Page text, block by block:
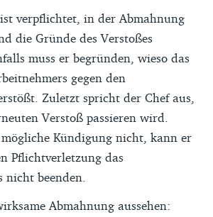
verpflichtet, in der Abmahnung
die Gründe des Verstoßes
muss er begründen, wieso das
gegen den
Zuletzt spricht der Chef aus,
Verstoß passieren wird.
Kündigung nicht, kann er
Pflichtverletzung das
beenden.
Abmahnung aussehen: